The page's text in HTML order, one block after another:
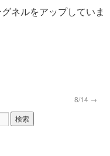
ネルをアップしていま
8/14 →